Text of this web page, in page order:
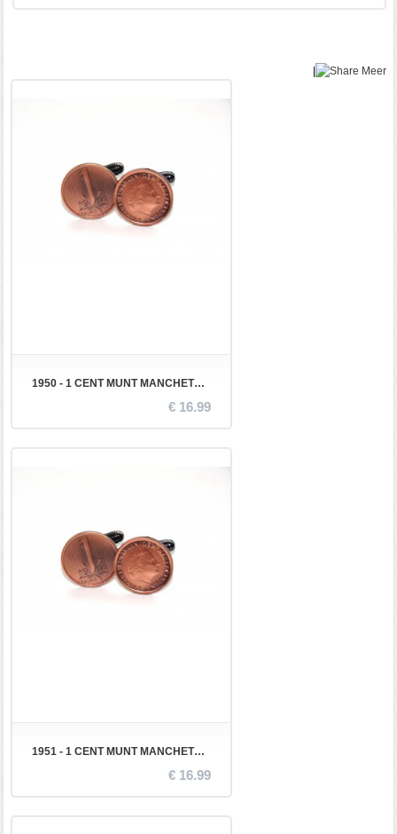
Meer
1950 - 1 CENT MUNT MANCHETKNOPEN
€ 16.99
1951 - 1 CENT MUNT MANCHETKNOPEN
€ 16.99